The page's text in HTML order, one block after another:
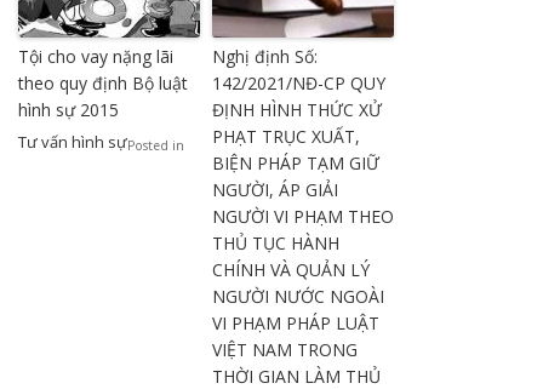
Tội cho vay nặng lãi
theo quy định Bộ luật
hình sự 2015
Posted in
Tư vấn hình sự
Nghị định Số:
142/2021/NĐ-CP QUY
ĐỊNH HÌNH THỨC XỬ
PHẠT TRỤC XUẤT,
BIỆN PHÁP TẠM GIỮ
NGƯỜI, ÁP GIẢI
NGƯỜI VI PHẠM THEO
THỦ TỤC HÀNH
CHÍNH VÀ QUẢN LÝ
NGƯỜI NƯỚC NGOÀI
VI PHẠM PHÁP LUẬT
VIỆT NAM TRONG
THỜI GIAN LÀM THỦ